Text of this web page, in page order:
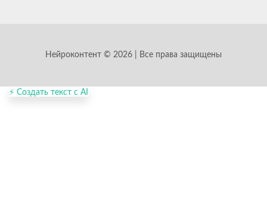
Нейроконтент © 2026 | Все права защищены
⚡ Создать текст с AI